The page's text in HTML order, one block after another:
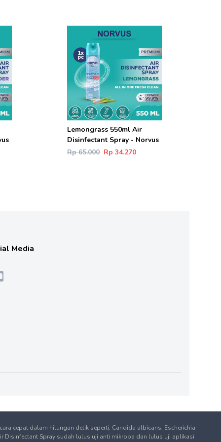
Lemongrass 550ml Air
Disinfectant Spray - Norvus
Rp 65.000 Rp 34.270
Media
cepat dalam hitungan detik seperti, Candida albicans, Escherichia
Disinfectant Spray sudah lulus uji anti mikroba dan lulus uji aplikasi